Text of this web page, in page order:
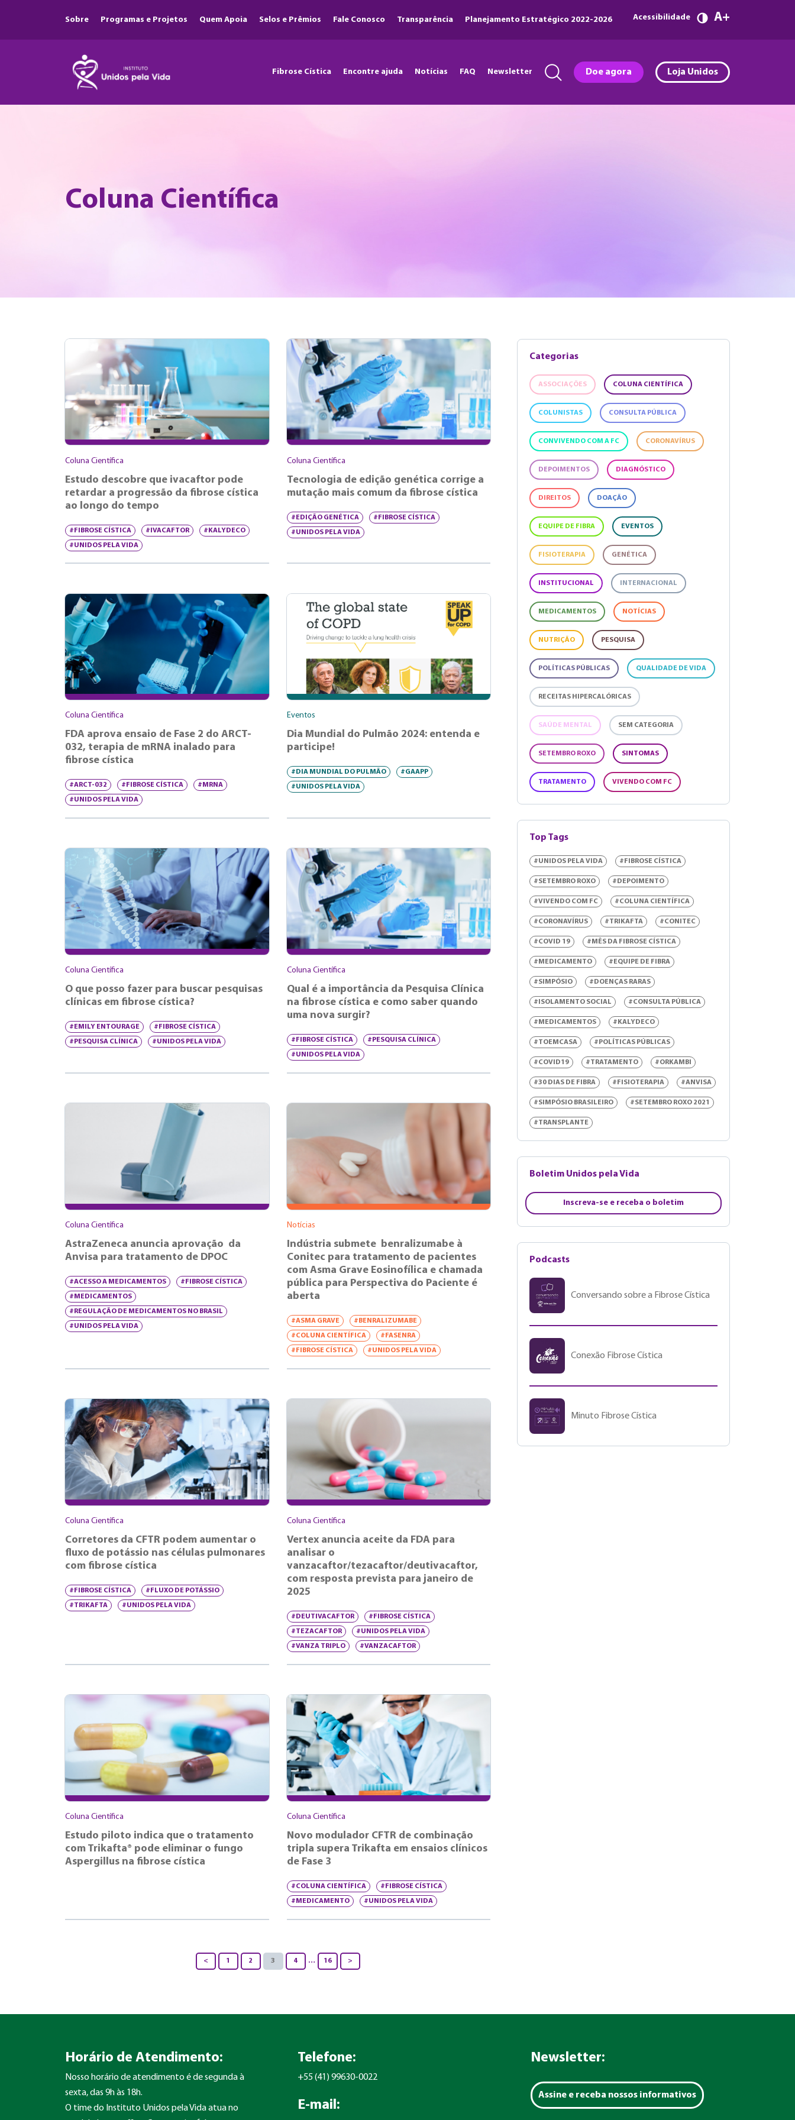
Sobre Programas e Projetos Quem Apoia Selos e Prêmios Fale Conosco Transparência Planejamento Estratégico 2022-2026 Acessibilidade A
Fibrose Cística Encontre ajuda Notícias FAQ Newsletter Doe agora Loja Unidos
Coluna Científica
Coluna Científica
Estudo descobre que ivacaftor pode
retardar a progressão da fibrose cística
ao longo do tempo
#FIBROSE CÍSTICA #IVACAFTOR #KALYDECO
#UNIDOS PELA VIDA
Coluna Científica
Tecnologia de edição genética corrige a
mutação mais comum da fibrose cística
#EDIÇÃO GENÉTICA #FIBROSE CÍSTICA
#UNIDOS PELA VIDA
Coluna Científica
FDA aprova ensaio de Fase 2 do ARCT-
032, terapia de mRNA inalado para
fibrose cística
#ARCT-032 #FIBROSE CÍSTICA #MRNA
#UNIDOS PELA VIDA
Eventos
Dia Mundial do Pulmão 2024: entenda e
participe!
#DIA MUNDIAL DO PULMÃO #GAAPP
#UNIDOS PELA VIDA
Coluna Científica
O que posso fazer para buscar pesquisas
clínicas em fibrose cística?
#EMILY ENTOURAGE #FIBROSE CÍSTICA
#PESQUISA CLÍNICA #UNIDOS PELA VIDA
Coluna Científica
Qual é a importância da Pesquisa Clínica
na fibrose cística e como saber quando
uma nova surgir?
#FIBROSE CÍSTICA #PESQUISA CLÍNICA
#UNIDOS PELA VIDA
Coluna Científica
AstraZeneca anuncia aprovação da
Anvisa para tratamento de DPOC
#ACESSO A MEDICAMENTOS #FIBROSE CÍSTICA
#MEDICAMENTOS
#REGULAÇÃO DE MEDICAMENTOS NO BRASIL
#UNIDOS PELA VIDA
Notícias
Indústria submete benralizumabe à
Conitec para tratamento de pacientes
com Asma Grave Eosinofílica e chamada
pública para Perspectiva do Paciente é
aberta
#ASMA GRAVE #BENRALIZUMABE
#COLUNA CIENTÍFICA #FASENRA
#FIBROSE CÍSTICA #UNIDOS PELA VIDA
Coluna Científica
Corretores da CFTR podem aumentar o
fluxo de potássio nas células pulmonares
com fibrose cística
#FIBROSE CÍSTICA #FLUXO DE POTÁSSIO
#TRIKAFTA #UNIDOS PELA VIDA
Coluna Científica
Vertex anuncia aceite da FDA para
analisar o
vanzacaftor/tezacaftor/deutivacaftor,
com resposta prevista para janeiro de
2025
#DEUTIVACAFTOR #FIBROSE CÍSTICA
#TEZACAFTOR #UNIDOS PELA VIDA
#VANZA TRIPLO #VANZACAFTOR
Coluna Científica
Estudo piloto indica que o tratamento
com Trikafta® pode eliminar o fungo
Aspergillus na fibrose cística
Coluna Científica
Novo modulador CFTR de combinação
tripla supera Trikafta em ensaios clínicos
de Fase 3
#COLUNA CIENTÍFICA #FIBROSE CÍSTICA
#MEDICAMENTO #UNIDOS PELA VIDA
< 1 2 3 4 … 16 >
Categorias
ASSOCIAÇÕES COLUNA CIENTÍFICA
COLUNISTAS CONSULTA PÚBLICA
CONVIVENDO COM A FC CORONAVÍRUS
DEPOIMENTOS DIAGNÓSTICO
DIREITOS DOAÇÃO
EQUIPE DE FIBRA EVENTOS
FISIOTERAPIA GENÉTICA
INSTITUCIONAL INTERNACIONAL
MEDICAMENTOS NOTÍCIAS
NUTRIÇÃO PESQUISA
POLÍTICAS PÚBLICAS QUALIDADE DE VIDA
RECEITAS HIPERCALÓRICAS
SAÚDE MENTAL SEM CATEGORIA
SETEMBRO ROXO SINTOMAS
TRATAMENTO VIVENDO COM FC
Top Tags
#UNIDOS PELA VIDA #FIBROSE CÍSTICA
#SETEMBRO ROXO #DEPOIMENTO
#VIVENDO COM FC #COLUNA CIENTÍFICA
#CORONAVÍRUS #TRIKAFTA #CONITEC
#COVID 19 #MÊS DA FIBROSE CÍSTICA
#MEDICAMENTO #EQUIPE DE FIBRA
#SIMPÓSIO #DOENÇAS RARAS
#ISOLAMENTO SOCIAL #CONSULTA PÚBLICA
#MEDICAMENTOS #KALYDECO
#TOEMCASA #POLÍTICAS PÚBLICAS
#COVID19 #TRATAMENTO #ORKAMBI
#30 DIAS DE FIBRA #FISIOTERAPIA #ANVISA
#SIMPÓSIO BRASILEIRO #SETEMBRO ROXO 2021
#TRANSPLANTE
Boletim Unidos pela Vida
Inscreva-se e receba o boletim
Podcasts
Conversando sobre a Fibrose Cística
Conexão Fibrose Cística
Minuto Fibrose Cística
Horário de Atendimento:
Nosso horário de atendimento é de segunda à
sexta, das 9h às 18h.
O time do Instituto Unidos pela Vida atua no
Telefone:
+55 (41) 99630-0022
E-mail:
Newsletter:
Assine e receba nossos informativos